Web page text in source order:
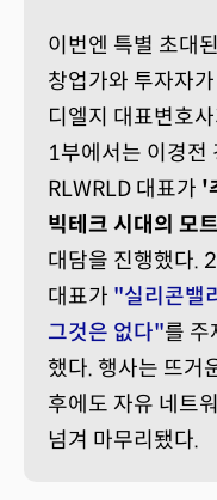
이번엔 특별 초대
창업가와 투자자
디엘지 대표변호
1부에서는 이경전
RLWRLD 대표가 '
빅테크 시대의 모트
대담을 진행했다.
대표가 "실리콘밸
그것은 없다"를 주
했다. 행사는 뜨거
후에도 자유 네트
넘겨 마무리됐다.